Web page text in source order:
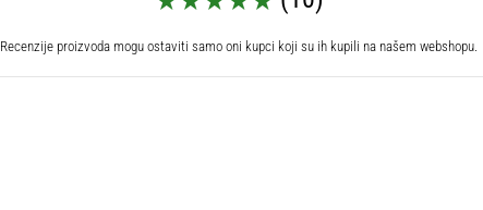
Recenzije proizvoda mogu ostaviti samo oni kupci koji su ih kupili na našem webshopu.